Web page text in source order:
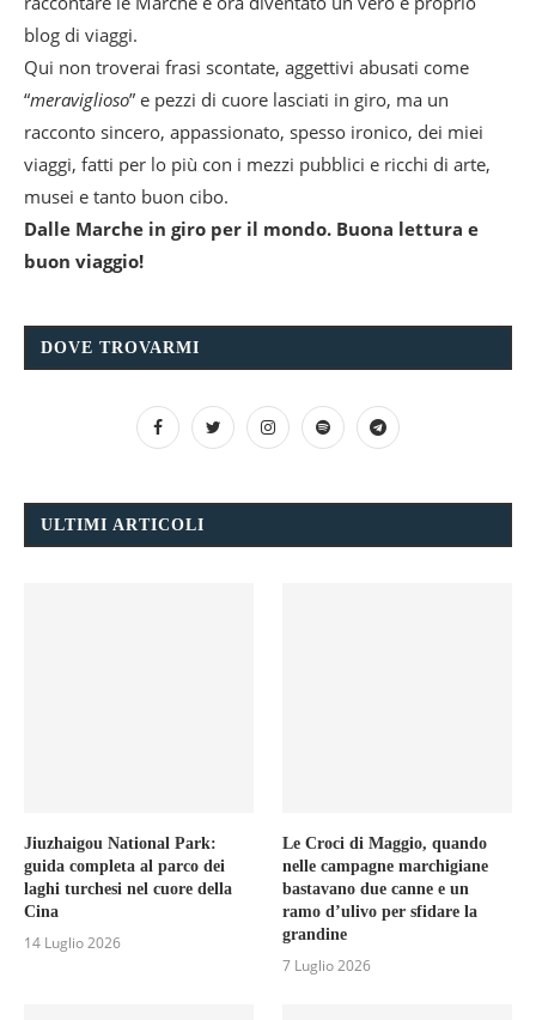
blog di viaggi.
Qui non troverai frasi scontate, aggettivi abusati come
“meraviglioso” e pezzi di cuore lasciati in giro, ma un
racconto sincero, appassionato, spesso ironico, dei miei
viaggi, fatti per lo più con i mezzi pubblici e ricchi di arte,
musei e tanto buon cibo.
Dalle Marche in giro per il mondo. Buona lettura e
buon viaggio!
DOVE TROVARMI
ULTIMI ARTICOLI
Jiuzhaigou National Park:
guida completa al parco dei
laghi turchesi nel cuore della
Cina
14 Luglio 2026
Le Croci di Maggio, quando
nelle campagne marchigiane
bastavano due canne e un
ramo d’ulivo per sfidare la
grandine
7 Luglio 2026